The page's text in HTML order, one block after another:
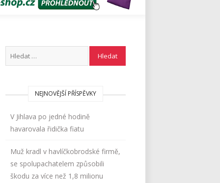
NEJNOVĚJŠÍ PŘÍSPĚVKY
V Jihlava po jedné hodině
havarovala řidička fiatu
Muž kradl v havlíčkobrodské firmě,
se spolupachatelem způsobili
škodu za více než 1,8 milionu